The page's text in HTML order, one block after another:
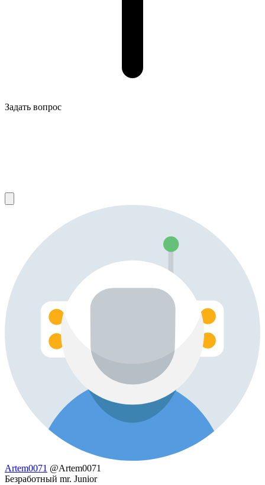
Задать вопрос
Artem0071 @Artem0071
Безработный mr. Junior